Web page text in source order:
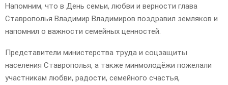
Напомним, что в День семьи, любви и верности глава
Ставрополья Владимир Владимиров поздравил земляков и
напомнил о важности семейных ценностей.
Представители министерства труда и соцзащиты
населения Ставрополья, а также минмолодёжи пожелали
участникам любви, радости, семейного счастья,